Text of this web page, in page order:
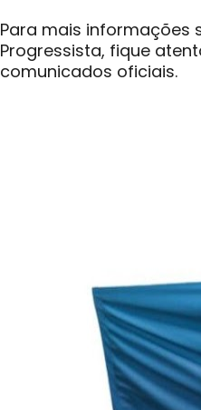
Para mais informações
Progressista, fique
comunicados oficiais.